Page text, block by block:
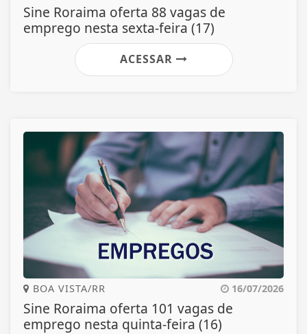
Sine Roraima oferta 88 vagas de
emprego nesta sexta-feira (17)
ACESSAR
BOA VISTA/RR 16/07/2026
Sine Roraima oferta 101 vagas de
emprego nesta quinta-feira (16)